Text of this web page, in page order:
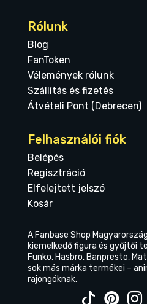
Rólunk
Blog
FanToken
Vélemények rólunk
Szállítás és fizetés
Átvételi Pont (Debrecen)
Felhasználói fiók
Belépés
Regisztráció
Elfelejtett jelszó
Kosár
A Fanbase Shop
kiemelkedő figura és gyűjtői
Funko, Hasbro, Banpresto,
sok más márka termékei –
rajongóknak.